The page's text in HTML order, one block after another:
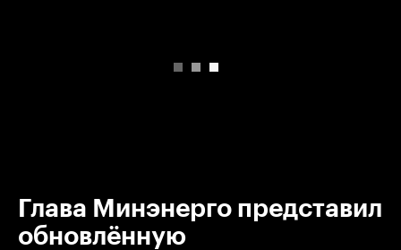
Глава Минэнерго представил
обновлённую